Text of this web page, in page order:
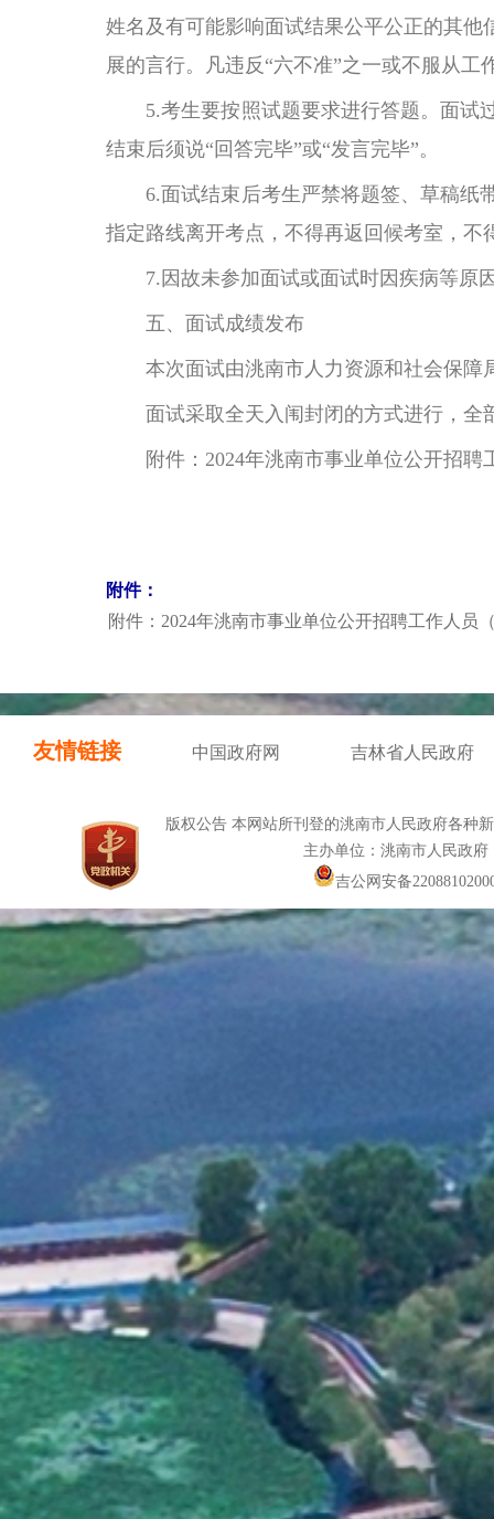
姓名及有可能影响面试结果公平公正的其
展的言行。凡违反“六不准”之一或不服从
5.考生要按照试题要求进行答题。面试过
结束后须说“回答完毕”或“发言完毕”。
6.面试结束后考生严禁将题签、草稿纸带
指定路线离开考点，不得再返回候考室，不
7.因故未参加面试或面试时因疾病等原
五、面试成绩发布
本次面试由洮南市人力资源和社会保障
面试采取全天入闱封闭的方式进行，全
附件：2024年洮南市事业单位公开招聘
附件：
附件：2024年洮南市事业单位公开招聘工作人员
友情链接 中国政府网 吉林省人民政府
版权公告 本网站所刊登的洮南市人民政府各种
主办单位：洮南市人民政
吉公网安备